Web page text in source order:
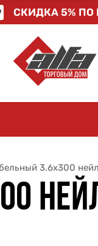
СКИДКА 5% ПО
3.6х300